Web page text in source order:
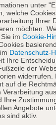
ohne
ohne
Gebühr
ab 14
Friseur
im
Gebühr
Gebühr
unter
welche
Ihrer
möchten.
im Cookie-
Datenschutz-
Ihre
der
widerrufen.
auf die
Ihre
Angebote
sind aktiv.